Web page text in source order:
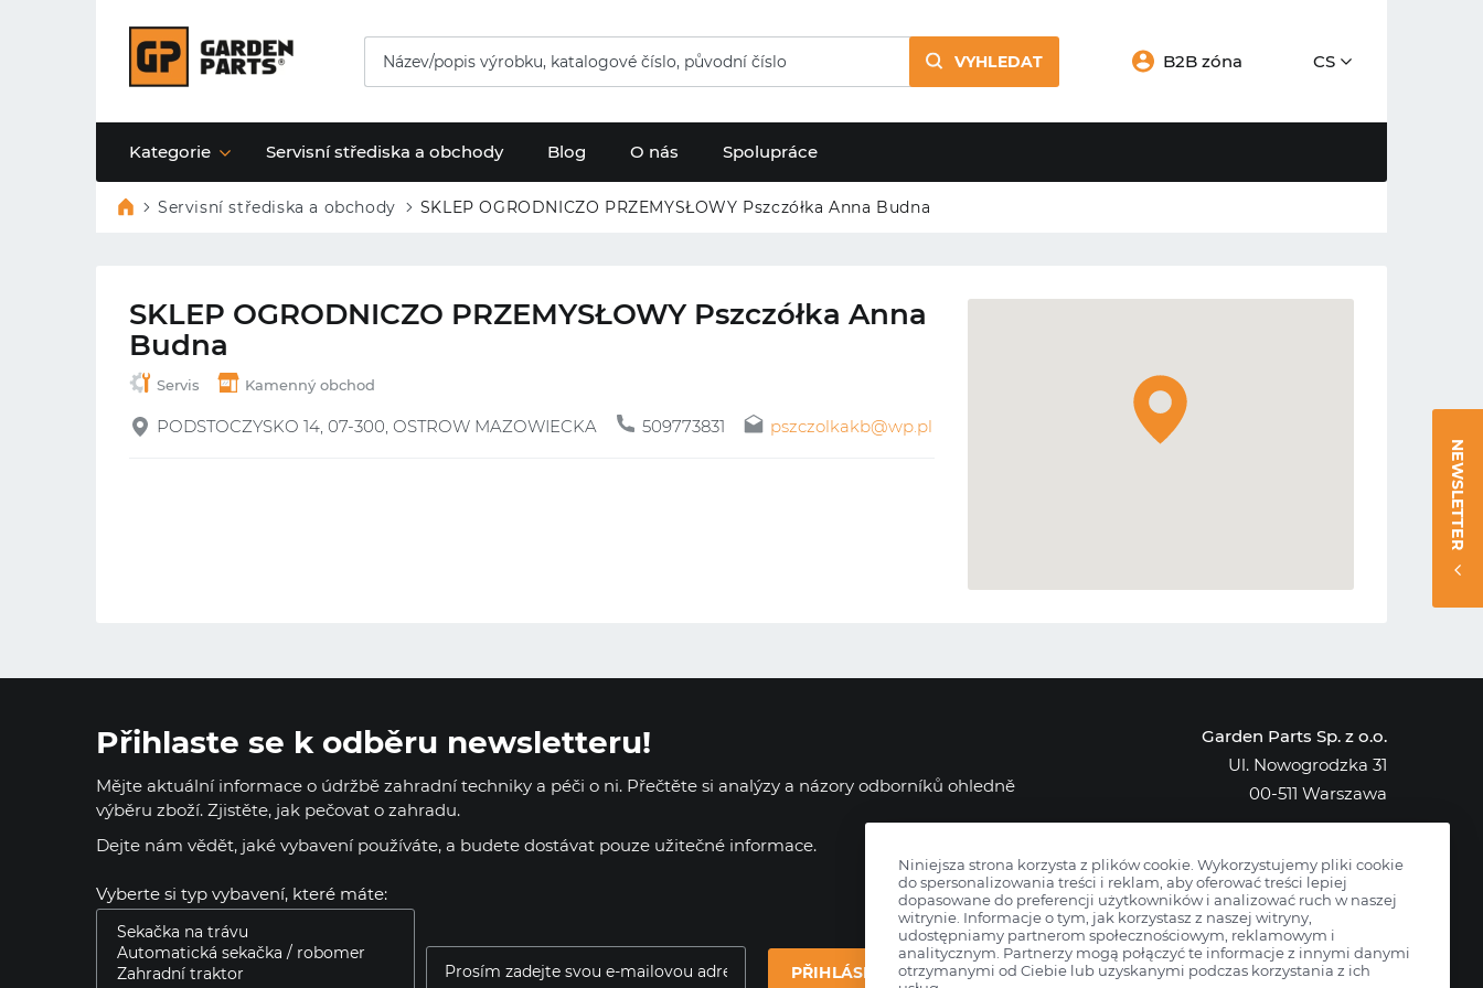
VYHLEDAT B2B zóna CS
Kategorie Servisní střediska a obchody Blog O nás Spolupráce
Servisní střediska a obchody SKLEP OGRODNICZO PRZEMYSŁOWY Pszczółka Anna Budna
SKLEP OGRODNICZO PRZEMYSŁOWY Pszczółka Anna
Budna
Servis Kamenný obchod
PODSTOCZYSKO 14, 07-300, OSTROW MAZOWIECKA 509773831 pszczolkakb@wp.pl
NEWSLETTER
Přihlaste se k odběru newsletteru!
Mějte aktuální informace o údržbě zahradní techniky a péči o ni. Přečtěte si analýzy a názory odborníků ohledně
výběru zboží. Zjistěte, jak pečovat o zahradu.
Dejte nám vědět, jaké vybavení používáte, a budete dostávat pouze užitečné informace.
Vyberte si typ vybavení, které máte:
PŘIHLÁSIT SE
Garden Parts Sp. z o.o.
Ul. Nowogrodzka 31
00-511 Warszawa
KRS: 0000431421
Niniejsza strona korzysta z plików cookie. Wykorzystujemy pliki cookie
do spersonalizowania treści i reklam, aby oferować treści lepiej
dopasowane do preferencji użytkowników i analizować ruch w naszej
witrynie. Informacje o tym, jak korzystasz z naszej witryny,
udostępniamy partnerom społecznościowym, reklamowym i
analitycznym. Partnerzy mogą połączyć te informacje z innymi danymi
otrzymanymi od Ciebie lub uzyskanymi podczas korzystania z ich